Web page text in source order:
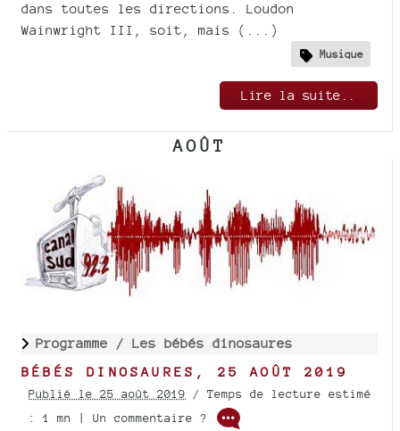
dans toutes les directions. Loudon
Wainwright III, soit, mais (...)
Musique
Lire la suite..
AOÛT
Programme / Les bébés dinosaures
BÉBÉS DINOSAURES, 25 AOÛT 2019
Publié le 25 août 2019 / Temps de lecture estimé
: 1 mn | Un commentaire ?